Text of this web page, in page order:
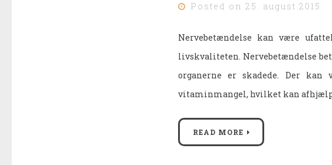
Posted on 25. august 2015
Nervebetændelse kan være
livskvaliteten. Nervebetændelse
organerne er skadede. Der
vitaminmangel, hvilket kan
READ MORE